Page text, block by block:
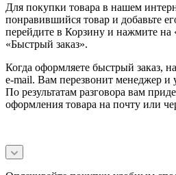
Для покупки товара в нашем
понравившийся товар и добавьте
перейдите в Корзину и нажмите на
«Быстрый заказ».
Когда оформляете быстрый заказ,
e-mail. Вам перезвонит менеджер и
По результатам разговора вам
оформления товара на почту или